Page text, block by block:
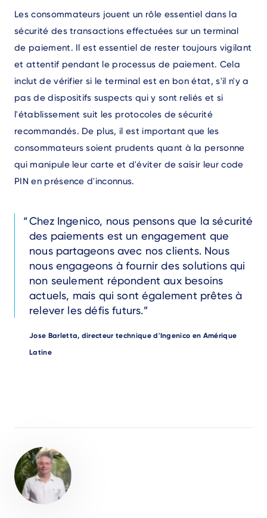
Les consommateurs jouent un rôle essentiel dans la
sécurité des transactions effectuées sur un terminal
de paiement. Il est essentiel de rester toujours vigilant
et attentif pendant le processus de paiement. Cela
inclut de vérifier si le terminal est en bon état, s'il n'y a
pas de dispositifs suspects qui y sont reliés et si
l'établissement suit les protocoles de sécurité
recommandés. De plus, il est important que les
consommateurs soient prudents quant à la personne
qui manipule leur carte et d'éviter de saisir leur code
PIN en présence d'inconnus.
Text
Chez Ingenico, nous pensons que la sécurité
des paiements est un engagement que
nous partageons avec nos clients. Nous
nous engageons à fournir des solutions qui
non seulement répondent aux besoins
actuels, mais qui sont également prêtes à
relever les défis futurs.
Author
Jose Barletta, directeur technique d'Ingenico en Amérique
Latine